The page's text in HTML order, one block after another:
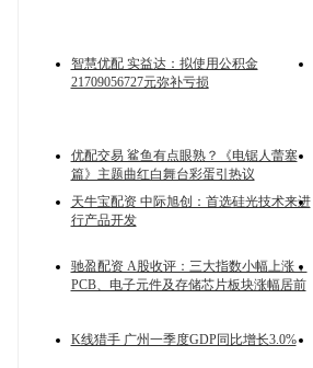
智慧优配 实益达：拟使用公积金
21709056727元弥补亏损
优配交易 鲨鱼有点眼熟？《电锯人蕾塞
篇》主题曲红白舞台彩蛋引热议
天牛宝配资 中际旭创：首选硅光技术来进
行产品开发
驰盈配资 A股收评：三大指数小幅上涨，
PCB、电子元件及存储芯片板块涨幅居前
K线猎手 广州一季度GDP同比增长3.0%